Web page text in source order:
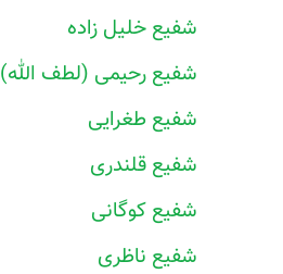
شفیع خلیل زاده
شفیع رحیمی (لطف الله)
شفیع طغرایی
شفیع قلندری
شفیع کوگانی
شفیع ناظری